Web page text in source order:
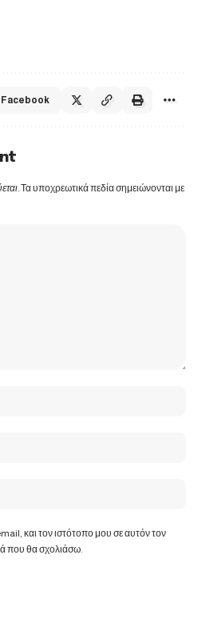
Facebook
Τα υποχρεωτικά πεδία σημειώνονται με
και τον ιστότοπο μου σε αυτόν τον
που θα σχολιάσω.